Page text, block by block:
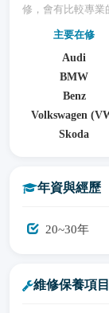
修，會有比較專業
主要在修
Audi
BMW
Benz
Volkswagen
Skoda
年資與經歷
20~30年
維修保養項目